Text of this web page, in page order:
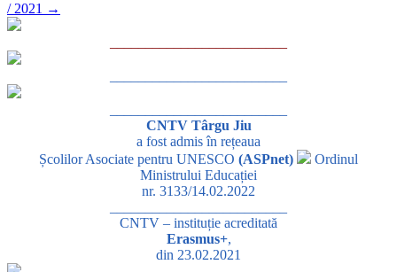
/ 2021 →
CNTV Târgu Jiu
a fost admis în rețeaua
Școlilor Asociate pentru UNESCO (ASPnet)
Ordinul
Ministrului Educației
nr. 3133/14.02.2022
CNTV – instituție acreditată
Erasmus+,
din 23.02.2021